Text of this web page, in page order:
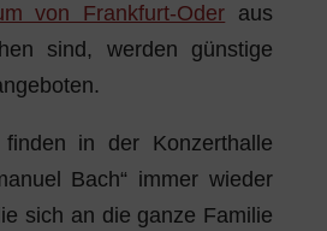
von Frankfurt-Oder aus
sind, werden günstige
in der Konzerthalle
Bach“ immer wieder
sich an die ganze Familie